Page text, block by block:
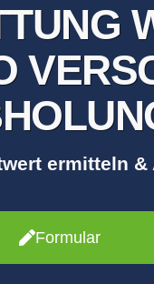
ermitteln
Formular